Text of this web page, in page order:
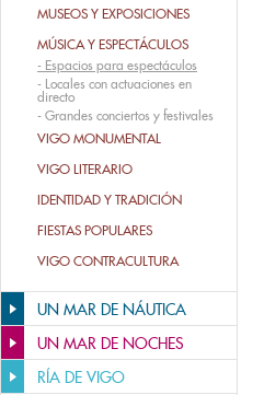
MUSEOS Y EXPOSICIONES
MÚSICA Y ESPECTÁCULOS
- Espacios para espectáculos
- Locales con actuaciones en
directo
- Grandes conciertos y festivales
VIGO MONUMENTAL
VIGO LITERARIO
IDENTIDAD Y TRADICIÓN
FIESTAS POPULARES
VIGO CONTRACULTURA
UN MAR DE NÁUTICA
UN MAR DE NOCHES
RÍA DE VIGO